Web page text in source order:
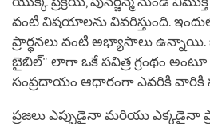
వంటి విషయాలను వివరిస్తుంది.
ప్రార్థనలు వంటి అభ్యాసాలు
బైబిల్" లాగా ఒకే పవిత్ర గ్రంథం అంటూ
సంప్రదాయం ఆధారంగా ఎవరికి వారికి
ప్రజలు ఎప్పుడైనా మరియు ఎక్కడైనా